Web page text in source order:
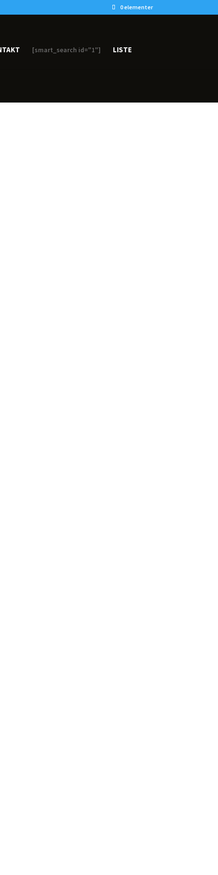
0 elementer
[smart_search id="1"] LISTE